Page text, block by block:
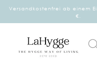
Versandkostenfrei ab einem
€.